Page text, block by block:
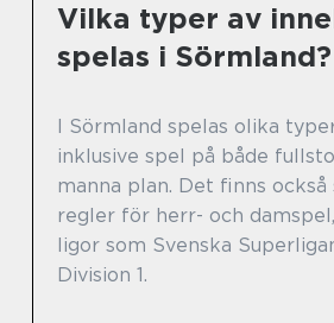
Vilka typer av
spelas i Sörmland?
I Sörmland spelas olika
inklusive spel på både
manna plan. Det finns också
regler för herr- och
ligor som Svenska
Division 1.